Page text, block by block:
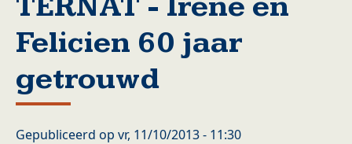
Felicien 60 jaar
getrouwd
Gepubliceerd op vr, 11/10/2013 - 11:30